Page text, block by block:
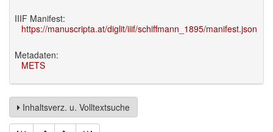
IIIF Manifest:
https://manuscripta.at/diglit/iiif/schiffmann_1895/manifest.json
Metadaten:
METS
Inhaltsverz. u. Volltextsuche